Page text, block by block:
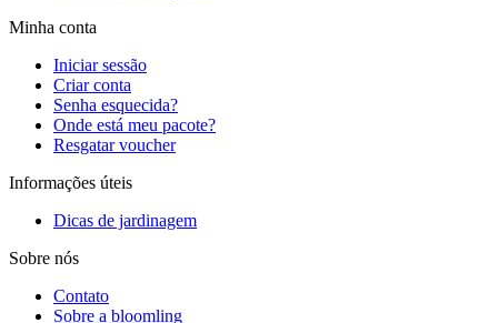
Minha conta
Iniciar sessão
Criar conta
Senha esquecida?
Onde está meu pacote?
Resgatar voucher
Informações úteis
Dicas de jardinagem
Sobre nós
Contato
Sobre a bloomling